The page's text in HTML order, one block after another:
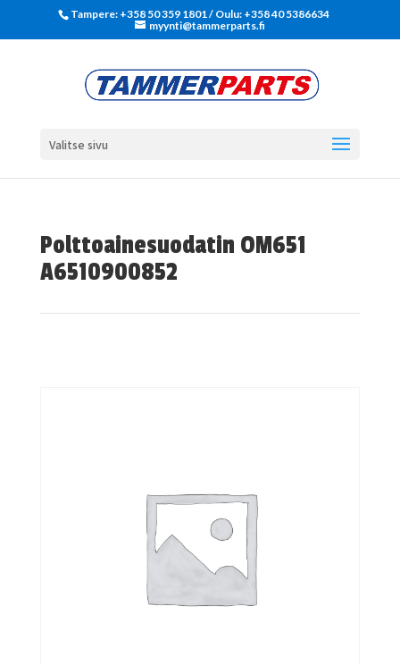
Tampere: +358 50 359 1801‬ / Oulu: +358 40 5386634
myynti@tammerparts.fi
Valitse sivu
Polttoainesuodatin OM651
A6510900852